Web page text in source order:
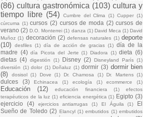
(86) cultura gastronómica (103) cultura y
tiempo libre (54) Cumbre del Clima (1) Cupper (1)
cúrcuma (1) cursos (2) cursos de moda (2) cursos de
verano (2) D.O. Monterrei (1) danza (1) David Meca (1) David
Muñoz (1) decoración (2) defensas naturales (1) deporte
(10)
desfiles (1) día de acción de gracias (1) día de la
madre (4) día Picota del Jerte (1) Diadora (1) dieta (6)
dietas (4) digestión (1) Disney (2) Disneyland París (1)
diversión (1) dolor (1) Doñaluz (1) dormir (3) dormir bien
(8)
dosisol (1) Dove (1) Dr. Chamosa (1) Dr. Martens (1)
dulces (3) Echinacea (1) ecología (1) ecommerce (1)
Educación (12) educación financiera (1)
efectos
terapéuticos de la luz (1) eficiencia energética (1) Egipto (3)
ejercicio
(4) ejercicios antiarrugas (1) El Águila (1)
El
Sueño de Toledo (2) Elancyl (1) embutidos (1) embutidos